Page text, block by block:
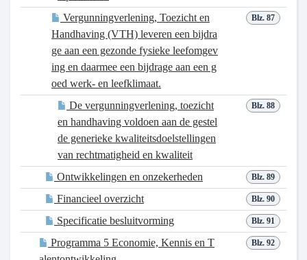
Blz. 87
Vergunningverlening, Toezicht en
Handhaving (VTH) leveren een bijdra
ge aan een gezonde fysieke leefomgev
ing en daarmee een bijdrage aan een g
oed werk- en leefklimaat.
Blz. 88
De vergunningverlening, toezicht
en handhaving voldoen aan de gestel
de generieke kwaliteitsdoelstellingen
van rechtmatigheid en kwaliteit
Blz. 89
Ontwikkelingen en onzekerheden
Blz. 90
Financieel overzicht
Blz. 91
Specificatie besluitvorming
Blz. 92
Programma 5 Economie, Kennis en T